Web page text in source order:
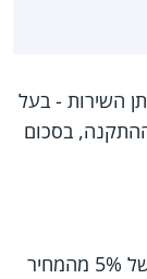
השירות - בעל
בסכום
בעל העסק יכול לגבות דמי ביטול בגובה של 5% מהמחיר